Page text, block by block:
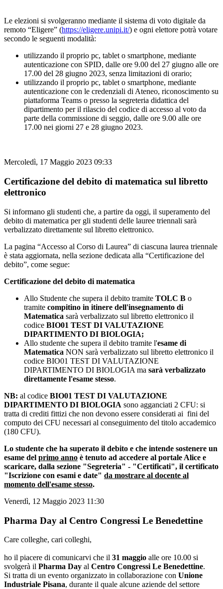
Le elezioni si svolgeranno mediante il sistema di voto digitale da
remoto “Eligere” (https://eligere.unipi.it/) e ogni elettore potrà votare
secondo le seguenti modalità:
utilizzando il proprio pc, tablet o smartphone, mediante
autenticazione con SPID, dalle ore 9.00 del 27 giugno alle ore
17.00 del 28 giugno 2023, senza limitazioni di orario;
utilizzando il proprio pc, tablet o smartphone, mediante
autenticazione con le credenziali di Ateneo, riconoscimento su
piattaforma Teams o presso la segreteria didattica del
dipartimento per il rilascio del codice di accesso al voto da
parte della commissione di seggio, dalle ore 9.00 alle ore
17.00 nei giorni 27 e 28 giugno 2023.
Mercoledì, 17 Maggio 2023 09:33
Certificazione del debito di matematica sul libretto
elettronico
Si informano gli studenti che, a partire da oggi, il superamento del
debito di matematica per gli studenti delle lauree triennali sarà
verbalizzato direttamente sul libretto elettronico.
La pagina “Accesso al Corso di Laurea” di ciascuna laurea triennale
è stata aggiornata, nella sezione dedicata alla “Certificazione del
debito”, come segue:
Certificazione del debito di matematica
Allo Studente che supera il debito tramite TOLC B o
tramite compitino in itinere dell'insegnamento di
Matematica sarà verbalizzato sul libretto elettronico il
codice BIO01 TEST DI VALUTAZIONE
DIPARTIMENTO DI BIOLOGIA;
Allo studente che supera il debito tramite l'esame di
Matematica NON sarà verbalizzato sul libretto elettronico il
codice BIO01 TEST DI VALUTAZIONE
DIPARTIMENTO DI BIOLOGIA ma sarà verbalizzato
direttamente l'esame stesso.
NB: al codice BIO01 TEST DI VALUTAZIONE
DIPARTIMENTO DI BIOLOGIA sono agganciati 2 CFU: si
tratta di crediti fittizi che non devono essere considerati ai fini del
computo dei CFU necessari al conseguimento del titolo accademico
(180 CFU).
Lo studente che ha superato il debito e che intende sostenere un
esame del primo anno è tenuto ad accedere al portale Alice e
scaricare, dalla sezione "Segreteria" - "Certificati", il certificato
"Iscrizione con esami e date" da mostrare al docente al
momento dell'esame stesso.
Venerdì, 12 Maggio 2023 11:30
Pharma Day al Centro Congressi Le Benedettine
Care colleghe, cari colleghi,
ho il piacere di comunicarvi che il 31 maggio alle ore 10.00 si
svolgerà il Pharma Day al Centro Congressi Le Benedettine.
Si tratta di un evento organizzato in collaborazione con Unione
Industriale Pisana, durante il quale alcune aziende del settore